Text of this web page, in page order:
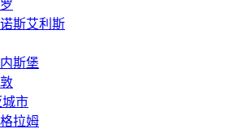
斯艾利斯
斯堡
城市
拉姆